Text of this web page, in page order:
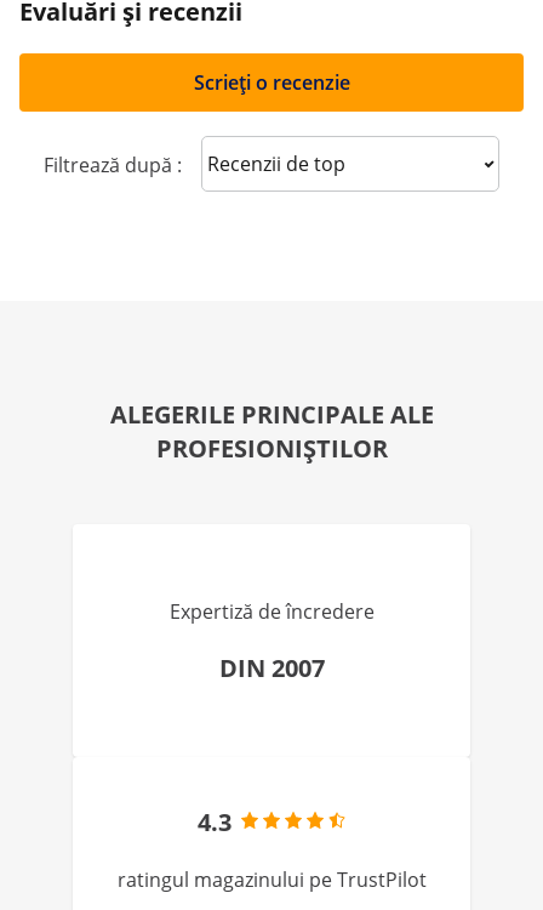
Evaluări și recenzii
Scrieți o recenzie
Filtrează după : Sort reviews
ALEGERILE PRINCIPALE ALE
PROFESIONIȘTILOR
Expertiză de încredere
DIN 2007
4.3
ratingul magazinului pe TrustPilot